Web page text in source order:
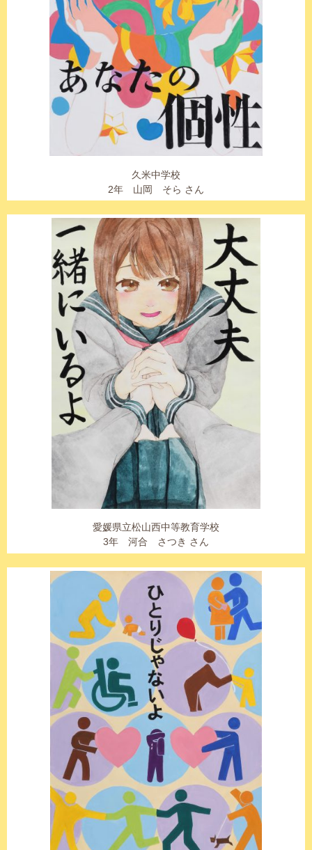
久米中学校
2年 山岡 そら さん
愛媛県立松山西中等教育学校
3年 河合 さつき さん